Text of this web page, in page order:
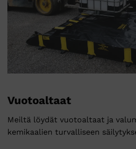
Vuotoaltaat
Meiltä löydät vuotoaltaat ja
kemikaalien turvalliseen